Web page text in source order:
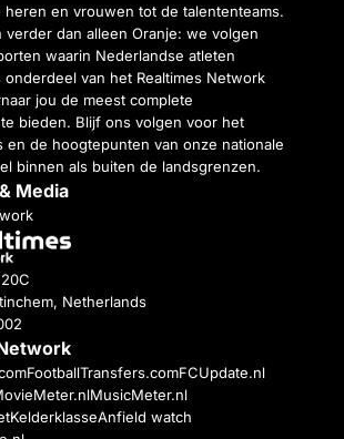
heren en vrouwen tot de talententeams.
verder dan alleen Oranje: we volgen
waarin Nederlandse atleten
onderdeel van het Realtimes Network
jou de meest complete
bieden. Blijf ons volgen voor het
en de hoogtepunten van onze nationale
binnen als buiten de landsgrenzen.
Media
Netherlands
FootballTransfers.comFCUpdate.nl
MusicMeter.nl
KelderklasseAnfield watch